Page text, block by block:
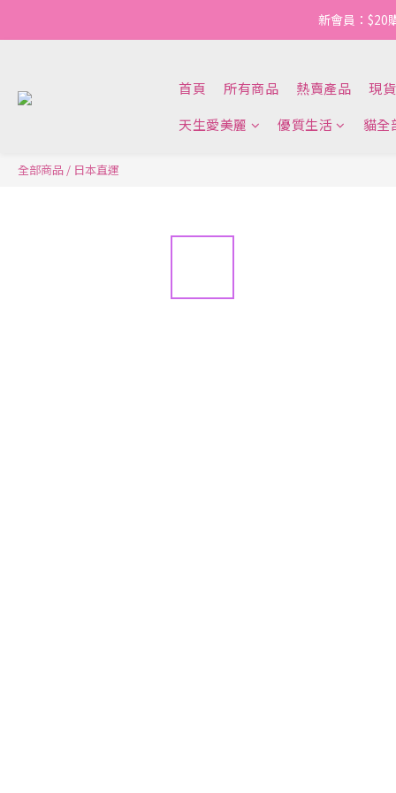
新會員：$20
首頁 所有商品 熱賣產品
現
天生愛美麗
優質生活 貓全
全部商品 / 日本直運